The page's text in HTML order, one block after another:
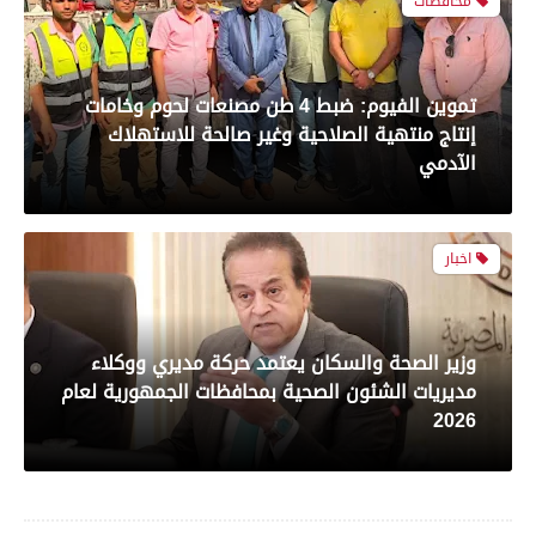
رياضة
بعدسة الخبر المصري| شاهد أبرز لقطات مباراة
الأهلي و سيراميك فى الدورى
رياضة
بعدسة الخبر المصري| شاهد أبرز لقطات مباراة
الزمالك والمصري البورسعيدي فى الدوري
تموين الفيوم: ضبط 4 طن مصنعات لحوم وخامات
إنتاج منتهية الصلاحية وغير صالحة للاستهلاك
الآدمي
اخبار
وزير الصحة والسكان يعتمد حركة مديري ووكلاء
مديريات الشئون الصحية بمحافظات الجمهورية لعام
2026